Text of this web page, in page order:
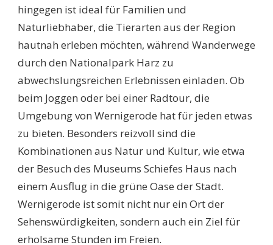
hingegen ist ideal für Familien und
Naturliebhaber, die Tierarten aus der Region
hautnah erleben möchten, während Wanderwege
durch den Nationalpark Harz zu
abwechslungsreichen Erlebnissen einladen. Ob
beim Joggen oder bei einer Radtour, die
Umgebung von Wernigerode hat für jeden etwas
zu bieten. Besonders reizvoll sind die
Kombinationen aus Natur und Kultur, wie etwa
der Besuch des Museums Schiefes Haus nach
einem Ausflug in die grüne Oase der Stadt.
Wernigerode ist somit nicht nur ein Ort der
Sehenswürdigkeiten, sondern auch ein Ziel für
erholsame Stunden im Freien.